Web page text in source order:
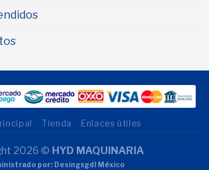
Tienda Enlaces útiles
2026 © HYD MAQUINARIA
por: Desingsgdl México